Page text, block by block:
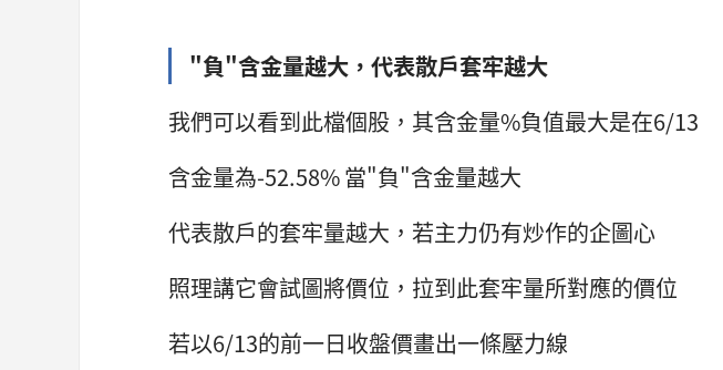
"負"含金量越大，代表散戶套牢越大
我們可以看到此檔個股，其含金量%負值最大是在6/13
含金量為-52.58% 當"負"含金量越大
代表散戶的套牢量越大，若主力仍有炒作的企圖心
照理講它會試圖將價位，拉到此套牢量所對應的價位
若以6/13的前一日收盤價畫出一條壓力線